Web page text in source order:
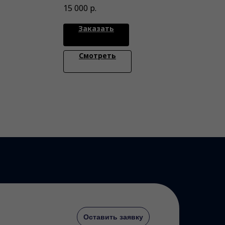
процента
15 000 р.
Заказать
Смотреть
Оставить заявку